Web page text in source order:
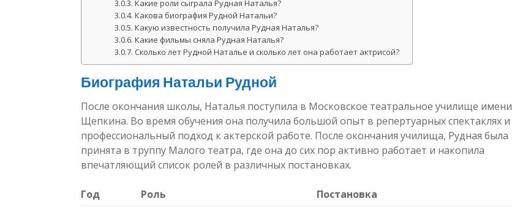
Какие роли сыграла Рудная Наталья?
Какова биография Рудной Натальи?
Какую известность получила Рудная Наталья?
Какие фильмы сняла Рудная Наталья?
Сколько лет Рудной Наталье и сколько лет она работает актрисой?
Биография Натальи Рудной
После окончания школы, Наталья поступила в Московское театральное училище имени
Щепкина. Во время обучения она получила большой опыт в репертуарных спектаклях и
профессиональный подход к актерской работе. После окончания училища, Рудная была
принята в труппу Малого театра, где она до сих пор активно работает и накопила
впечатляющий список ролей в различных постановках.
Год Роль
Постановка